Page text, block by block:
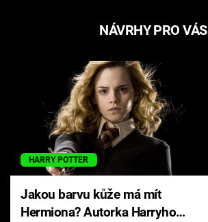
NÁVRHY PRO VÁS
HARRY POTTER
Jakou barvu kůže má mít
Hermiona? Autorka Harryho